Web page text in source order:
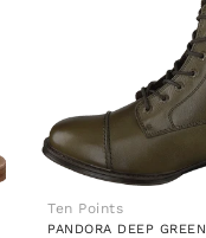
Ten Points
PANDORA DEEP GREEN